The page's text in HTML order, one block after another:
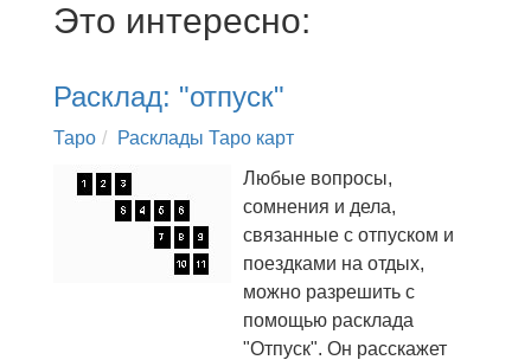
Это интересно:
Расклад: "отпуск"
Таро
Расклады Таро карт
Любые вопросы,
сомнения и дела,
связанные с отпуском и
поездками на отдых,
можно разрешить с
помощью расклада
"Отпуск". Он расскажет